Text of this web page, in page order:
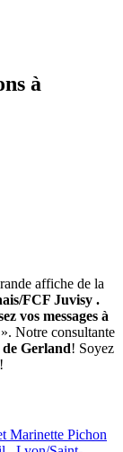
à
affiche de la
FCF Juvisy .
vos messages à
Notre consultante
de Gerland! Soyez
Marinette Pichon